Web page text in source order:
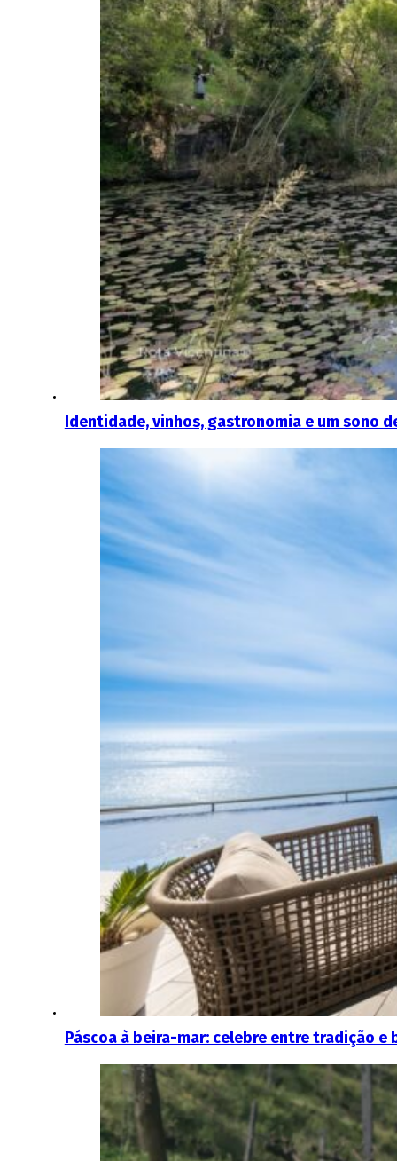
Identidade, vinhos, gastronomia e um sono
Páscoa à beira-mar: celebre entre tradição